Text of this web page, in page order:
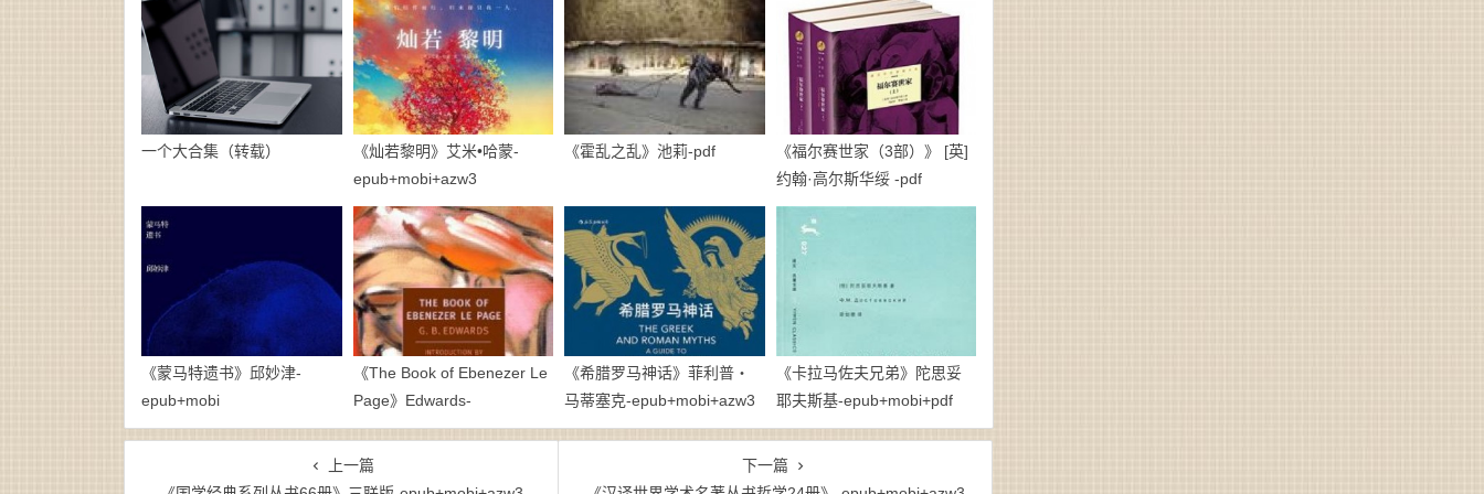
一个大合集（转载）
《灿若黎明》艾米•哈蒙-
epub+mobi+azw3
《霍乱之乱》池莉-pdf
《福尔赛世家（3部）》 [英]
约翰·高尔斯华绥 -pdf
《蒙马特遗书》邱妙津-
epub+mobi
《The Book of Ebenezer Le
Page》Edwards-
epub+mobi+azw3
《希腊罗马神话》菲利普・
马蒂塞克-epub+mobi+azw3
《卡拉马佐夫兄弟》陀思妥
耶夫斯基-epub+mobi+pdf
上一篇
下一篇